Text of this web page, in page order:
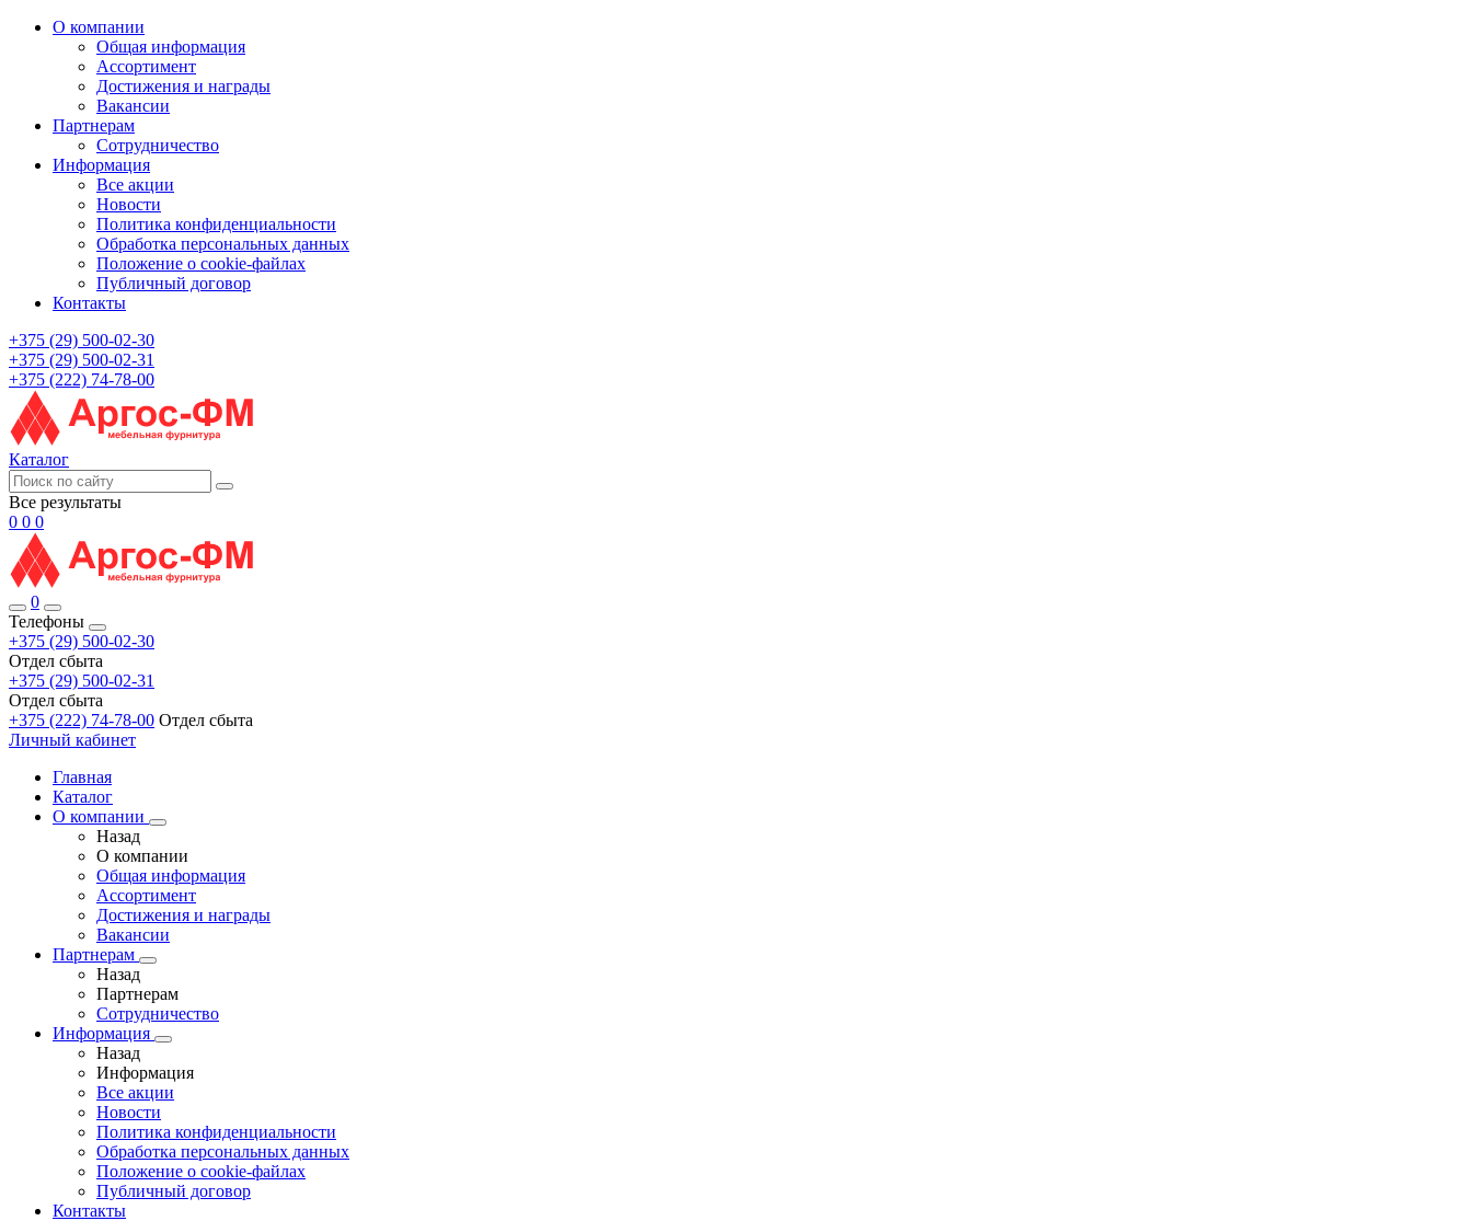
О компании
Общая информация
Ассортимент
Достижения и награды
Вакансии
Партнерам
Сотрудничество
Информация
Все акции
Новости
Политика конфиденциальности
Обработка персональных данных
Положение о cookie-файлах
Публичный договор
Контакты
+375 (29) 500-02-30
+375 (29) 500-02-31
+375 (222) 74-78-00
Каталог
Все результаты
0 0 0
0
Телефоны
+375 (29) 500-02-30
Отдел сбыта
+375 (29) 500-02-31
Отдел сбыта
+375 (222) 74-78-00 Отдел сбыта
Личный кабинет
Главная
Каталог
О компании
Назад
О компании
Общая информация
Ассортимент
Достижения и награды
Вакансии
Партнерам
Назад
Партнерам
Сотрудничество
Информация
Назад
Информация
Все акции
Новости
Политика конфиденциальности
Обработка персональных данных
Положение о cookie-файлах
Публичный договор
Контакты